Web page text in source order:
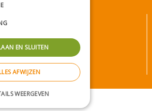
Privacy policy
Solutions|Tuincentrum Overzicht
EN SLUITEN
AFWIJZEN
WEERGEVEN